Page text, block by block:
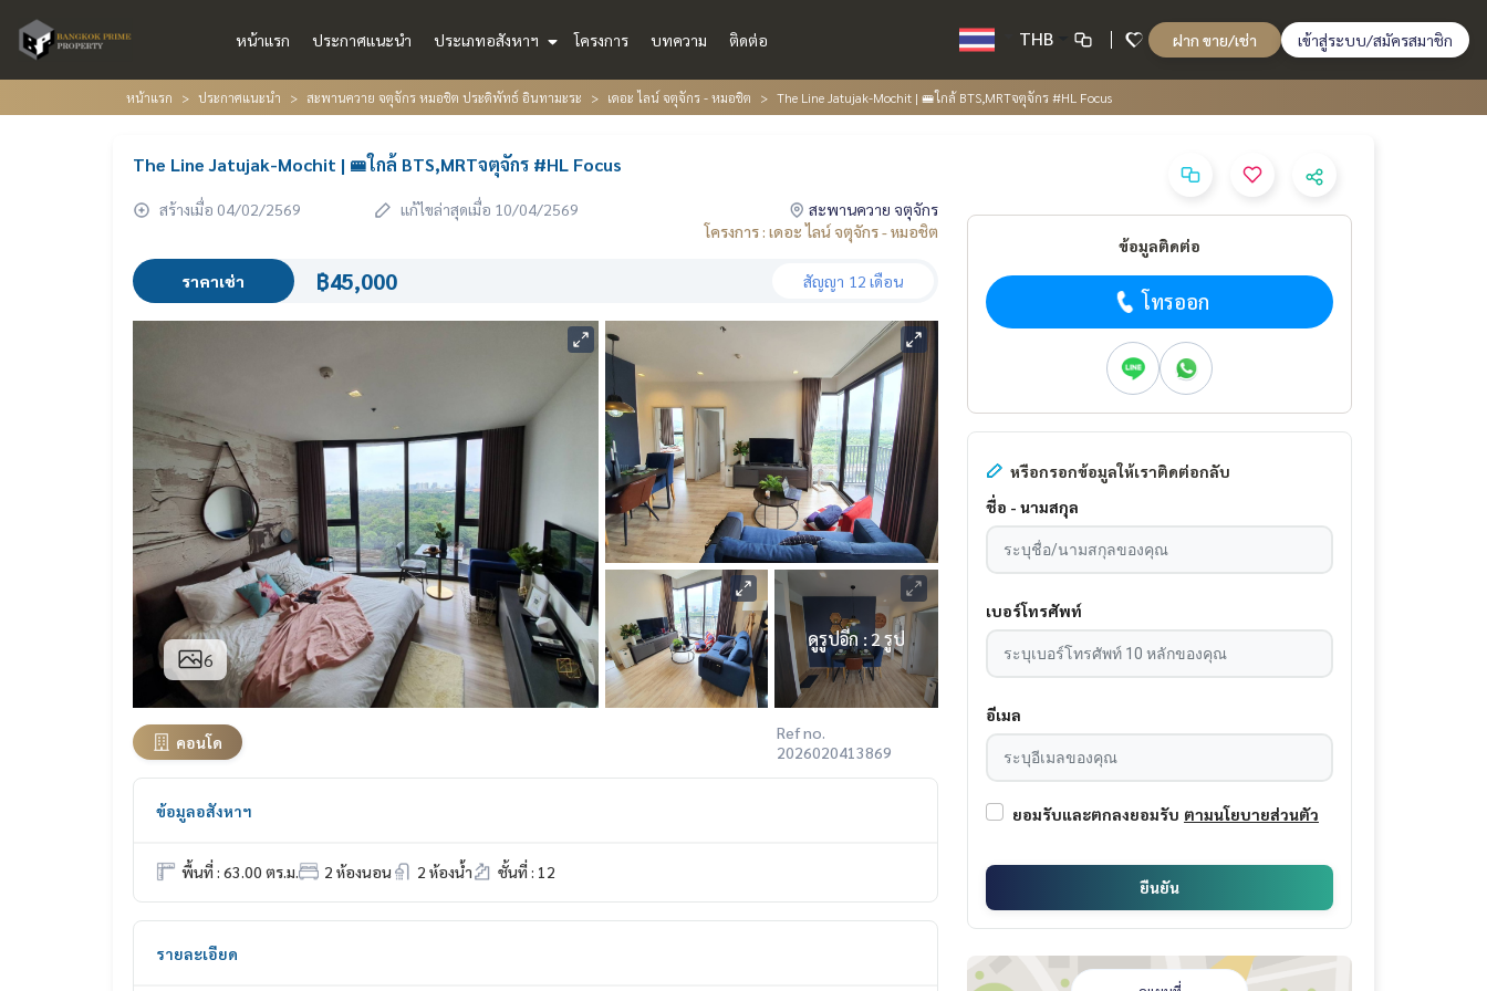
หน้าแรก ประกาศแนะนำ ประเภทอสังหาฯ โครงการ บทความ ติดต่อ THB ฝาก ขาย/เช่า เข้าสู่ระบบ/สมัครสมาชิก
หน้าแรก ประกาศแนะนำ สะพานควาย จตุจักร หมอชิต ประดิพัทธ์ อินทามะระ เดอะ ไลน์ จตุจักร - หมอชิต The Line Jatujak-Mochit | 🚝ใกล้ BTS,MRTจตุจักร #HL Focus
The Line Jatujak-Mochit | 🚝ใกล้ BTS,MRTจตุจักร #HL Focus
สร้างเมื่อ 04/02/2569 แก้ไขล่าสุดเมื่อ 10/04/2569
สะพานควาย จตุจักร
โครงการ : เดอะ ไลน์ จตุจักร - หมอชิต
ราคาเช่า ฿45,000 สัญญา 12 เดือน
6
ดูรูปอีก : 2 รูป
คอนโด
Ref no.
2026020413869
ข้อมูลอสังหาฯ
พื้นที่ : 63.00 ตร.ม. 2 ห้องนอน 2 ห้องน้ำ ชั้นที่ : 12
รายละเอียด
ข้อมูลติดต่อ
โทรออก
หรือกรอกข้อมูลให้เราติดต่อกลับ
ชื่อ - นามสกุล
เบอร์โทรศัพท์
อีเมล
ยอมรับและตกลงยอมรับ ตามนโยบายส่วนตัว
ยืนยัน